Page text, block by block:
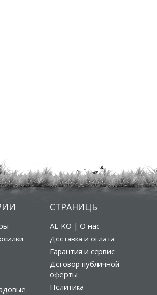
СТРАНИЦЫ
AL-KO | О нас
Доставка и оплата
Гарантия и сервис
Договор публичной
оферты
Политика